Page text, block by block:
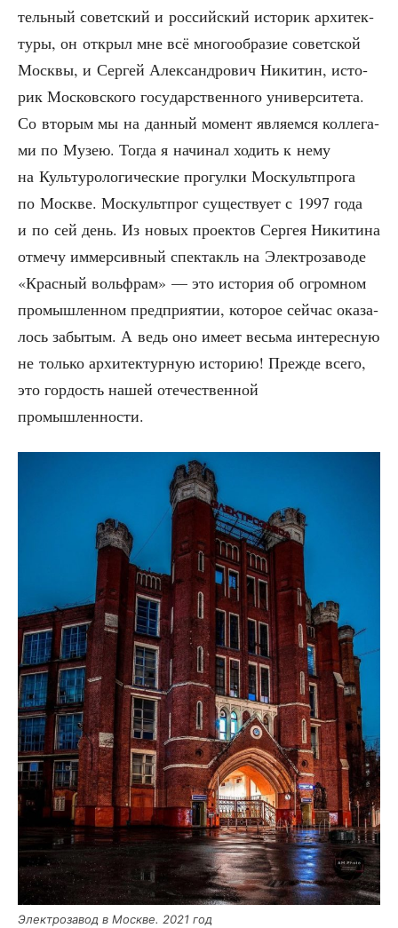
тель­ный совет­ский и рос­сий­ский исто­рик архи­тек­
ту­ры, он открыл мне всё мно­го­об­ра­зие совет­ской
Моск­вы, и Сер­гей Алек­сан­дро­вич Ники­тин, исто­
рик Мос­ков­ско­го госу­дар­ствен­но­го уни­вер­си­те­та.
Со вто­рым мы на дан­ный момент явля­ем­ся кол­ле­га­
ми по Музею. Тогда я начи­нал ходить к нему
на Куль­ту­ро­ло­ги­че­ские про­гул­ки Москульт­про­га
по Москве. Москульт­прог суще­ству­ет с 1997 года
и по сей день. Из новых про­ек­тов Сер­гея Ники­ти­на
отме­чу иммер­сив­ный спек­такль на Элек­тро­за­во­де
«Крас­ный воль­фрам» — это исто­рия об огром­ном
про­мыш­лен­ном пред­при­я­тии, кото­рое сей­час ока­за­
лось забы­тым. А ведь оно име­ет весь­ма инте­рес­ную
не толь­ко архи­тек­тур­ную исто­рию! Преж­де все­го,
это гор­дость нашей оте­че­ствен­ной
промышленности.
Элек­тро­за­вод в Москве. 2021 год